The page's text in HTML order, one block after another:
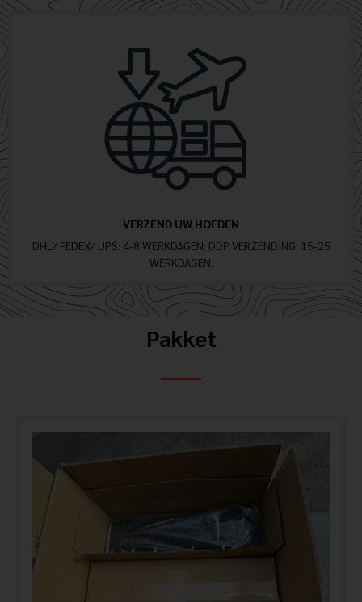
VERZEND UW HOEDEN
DHL/ FEDEX/ UPS: 4-8 WERKDAGEN; DDP VERZENDING: 15-25
WERKDAGEN.
Pakket